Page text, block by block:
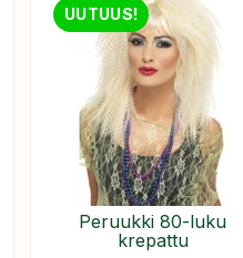
UUTUUS!
Peruukki 80-luku
krepattu